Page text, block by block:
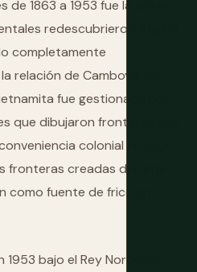
1863 a 1953 fue la era en
redescubrieron Angkor
completamente
relación de Camboya con
fue gestionada por
que dibujaron fronteras con
colonial en lugar
fronteras creadas durante
fuente de fricción
bajo el Rey Norodom